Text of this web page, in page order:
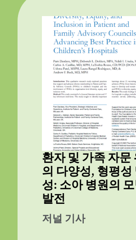
환자 및 가족 자문
의 다양성, 형평성
성: 소아 병원의
발전
저널 기사